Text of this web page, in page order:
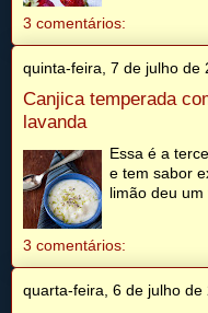
3 comentários:
quinta-feira, 7 de julho de
Canjica temperada
lavanda
Essa é a
e tem sabor
limão deu um
3 comentários:
quarta-feira, 6 de julho de